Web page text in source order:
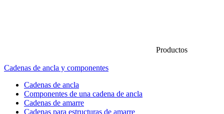
Productos
Cadenas de ancla y componentes
Cadenas de ancla
Componentes de una cadena de ancla
Cadenas de amarre
Cadenas para estructuras de amarre